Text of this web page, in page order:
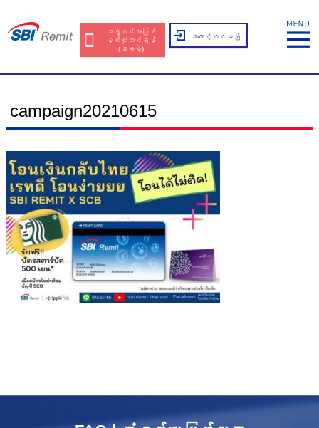
အဖွဲ့ဝင်အဖြစ်
မှတ်ပုံတင်ရန်
(အခမဲ့)
အကောင့်ဝင်မည်
campaign20210615